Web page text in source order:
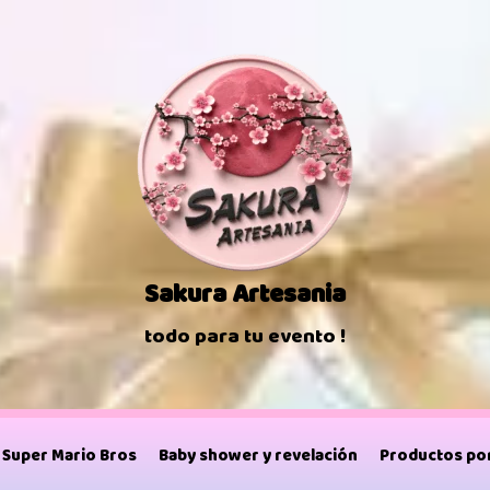
Sakura Artesania
todo para tu evento !
Super Mario Bros Baby shower y revelación Productos